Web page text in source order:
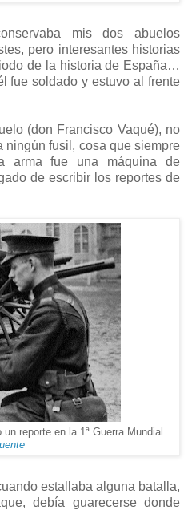
mis dos abuelos
pero interesantes historias
de la historia de España…
fue soldado y estuvo al frente
(don Francisco Vaqué), no
ningún fusil, cosa que siempre
arma fue una máquina de
de escribir los reportes de
reporte en la 1ª Guerra Mundial.
estallaba alguna batalla,
debía guarecerse donde